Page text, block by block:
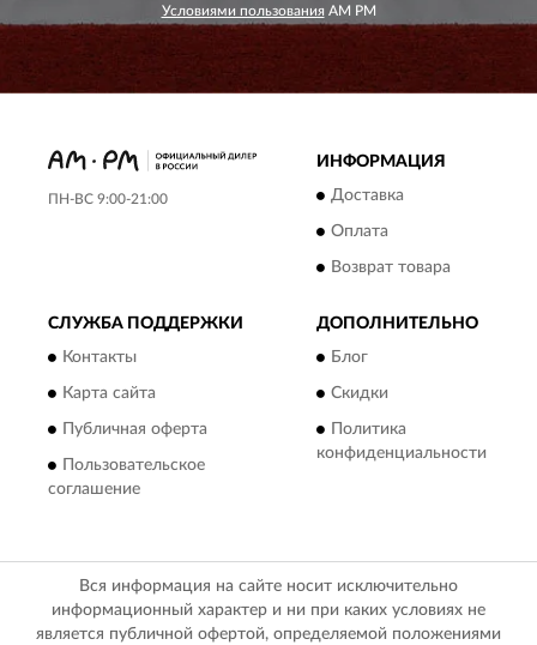
Условиями пользования AM PM
ПН-ВС 9:00-21:00
ИНФОРМАЦИЯ
Доставка
Оплата
Возврат товара
СЛУЖБА ПОДДЕРЖКИ
Контакты
Карта сайта
Публичная оферта
Пользовательское
соглашение
ДОПОЛНИТЕЛЬНО
Блог
Скидки
Политика
конфиденциальности
Вся информация на сайте носит исключительно
информационный характер и ни при каких условиях не
является публичной офертой, определяемой положениями